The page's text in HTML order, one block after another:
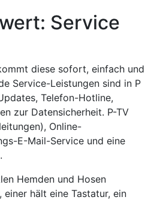
Service
diese sofort, einfach und
Service-Leistungen sind in P
Telefon-Hotline,
zur Datensicherheit. P-TV
Online-
E-Mail-Service und eine